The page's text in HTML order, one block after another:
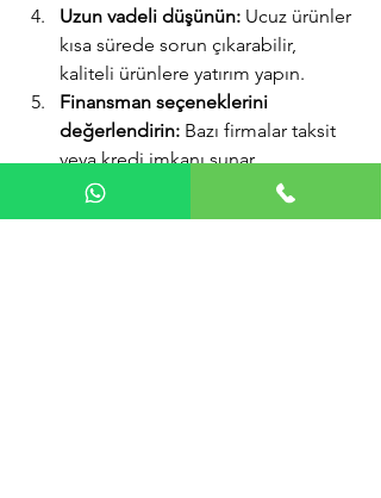
Uzun vadeli düşünün: Ucuz ürünler
kısa sürede sorun çıkarabilir,
kaliteli ürünlere yatırım yapın.
Finansman seçeneklerini
değerlendirin: Bazı firmalar taksit
veya kredi imkanı sunar.
Bu adımlar, hem bütçenizi korur hem